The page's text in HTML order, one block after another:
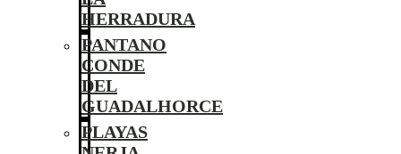
HERRADURA
PANTANO
CONDE
DEL
GUADALHORCE
PLAYAS